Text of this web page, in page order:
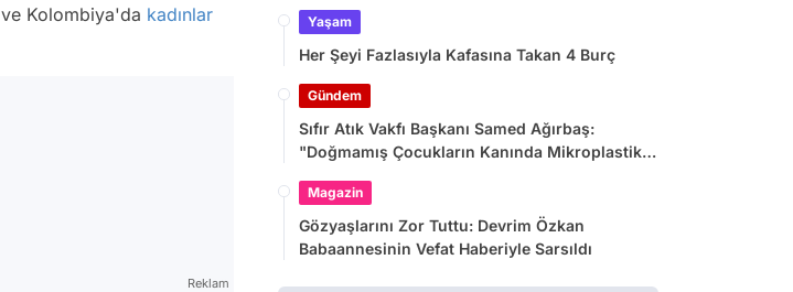
ve Kolombiya'da kadınlar
Reklam
Yaşam
Her Şeyi Fazlasıyla Kafasına Takan 4 Burç
Gündem
Sıfır Atık Vakfı Başkanı Samed Ağırbaş:
"Doğmamış Çocukların Kanında Mikroplastik
Magazin
Gözyaşlarını Zor Tuttu: Devrim Özkan
Babaannesinin Vefat Haberiyle Sarsıldı